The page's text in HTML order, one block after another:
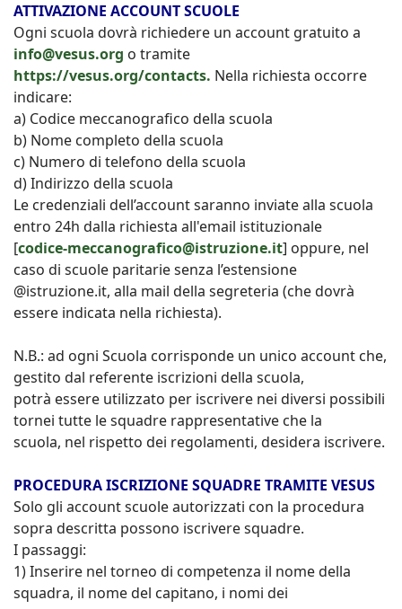
ATTIVAZIONE ACCOUNT SCUOLE
Ogni scuola dovrà richiedere un account gratuito a
info@vesus.org o tramite
https://vesus.org/contacts. Nella richiesta occorre
indicare:
a) Codice meccanografico della scuola
b) Nome completo della scuola
c) Numero di telefono della scuola
d) Indirizzo della scuola
Le credenziali dell’account saranno inviate alla scuola
entro 24h dalla richiesta all'email istituzionale
[codice-meccanografico@istruzione.it] oppure, nel
caso di scuole paritarie senza l’estensione
@istruzione.it, alla mail della segreteria (che dovrà
essere indicata nella richiesta).
N.B.: ad ogni Scuola corrisponde un unico account che,
gestito dal referente iscrizioni della scuola,
potrà essere utilizzato per iscrivere nei diversi possibili
tornei tutte le squadre rappresentative che la
scuola, nel rispetto dei regolamenti, desidera iscrivere.
PROCEDURA ISCRIZIONE SQUADRE TRAMITE VESUS
Solo gli account scuole autorizzati con la procedura
sopra descritta possono iscrivere squadre.
I passaggi:
1) Inserire nel torneo di competenza il nome della
squadra, il nome del capitano, i nomi dei